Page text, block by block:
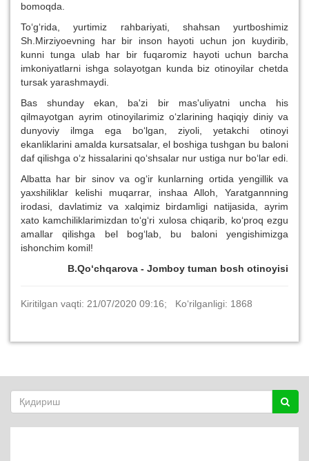
bomoqda.
To‘g‘rida, yurtimiz rahbariyati, shahsan yurtboshimiz
Sh.Mirziyoevning har bir inson hayoti uchun jon kuydirib,
kunni tunga ulab har bir fuqaromiz hayoti uchun barcha
imkoniyatlarni ishga solayotgan kunda biz otinoyilar chetda
tursak yarashmaydi.
Bas shunday ekan, ba'zi bir mas'uliyatni uncha his
qilmayotgan ayrim otinoyilarimiz o‘zlarining haqiqiy diniy va
dunyoviy ilmga ega bo‘lgan, ziyoli, yetakchi otinoyi
ekanliklarini amalda kursatsalar, el boshiga tushgan bu baloni
daf qilishga o‘z hissalarini qo‘shsalar nur ustiga nur bo‘lar edi.
Albatta har bir sinov va og‘ir kunlarning ortida yengillik va
yaxshiliklar kelishi muqarrar, inshaa Alloh, Yaratgannning
irodasi, davlatimiz va xalqimiz birdamligi natijasida, ayrim
xato kamchiliklarimizdan to‘g‘ri xulosa chiqarib, ko‘proq ezgu
amallar qilishga bel bog‘lab, bu baloni yengishimizga
ishonchim komil!
B.Qo‘chqarova - Jomboy tuman bosh otinoyisi
Kiritilgan vaqti: 21/07/2020 09:16; Ko‘rilganligi: 1868